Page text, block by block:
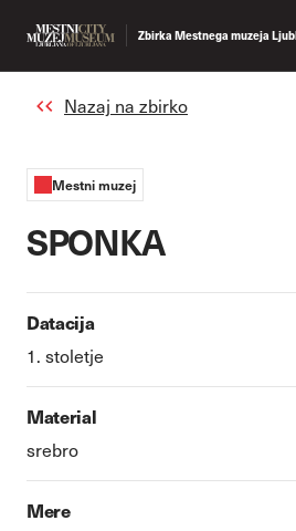
Zbirka Mestnega muzeja
Nazaj na zbirko
Mestni muzej
SPONKA
Datacija
1. stoletje
Material
srebro
Mere